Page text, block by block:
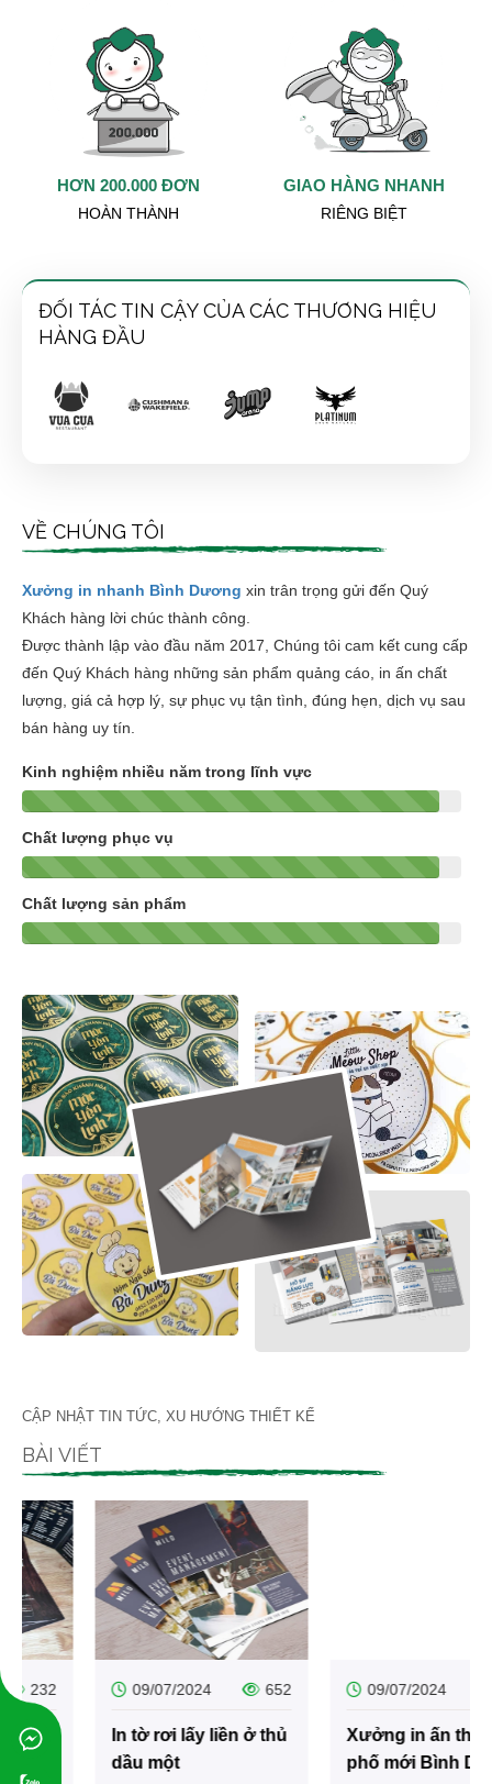
HƠN 200.000 ĐƠN
HOÀN THÀNH
GIAO HÀNG NHANH
RIÊNG BIỆT
ĐỐI TÁC TIN CẬY CỦA CÁC THƯƠNG HIỆU
HÀNG ĐẦU
VỀ CHÚNG TÔI
Xưởng in nhanh Bình Dương xin trân trọng gửi đến Quý
Khách hàng lời chúc thành công.
Được thành lập vào đầu năm 2017, Chúng tôi cam kết cung cấp
đến Quý Khách hàng những sản phẩm quảng cáo, in ấn chất
lượng, giá cả hợp lý, sự phục vụ tận tình, đúng hẹn, dịch vụ sau
bán hàng uy tín.
Kinh nghiệm nhiều năm trong lĩnh vực
Chất lượng phục vụ
Chất lượng sản phẩm
CẬP NHẬT TIN TỨC, XU HƯỚNG THIẾT KẾ
BÀI VIẾT
09/07/2024 652
In tờ rơi lấy liền ở thủ
09/07/2024 535
Xưởng in ấn thành
phố mới Bình Dương
In bìa đựng hồ sơ bình dương
In bìa còng lưu mẫu Bình Dương
27/06/2024
In bì thư giá rẻ bình dương
21/06/2024
In giấy hướng dẫn sử dụng sản phẩm
20/06/2024
In menu bìa cứng
06/06/2026 81